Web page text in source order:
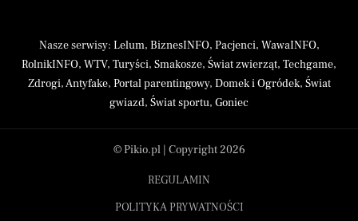
Nasze serwisy: Lelum, BiznesINFO, Pacjenci, WawaINFO,
RolnikINFO, WTV, Turyści, Smakosze, Świat zwierząt, Techgame,
Zdrogi,Antyfake, Portal parentingowy, Domek i Ogródek, Świat
gwiazd, Świat sportu, Goniec
© Pikio.pl | Copyright 2026
REGULAMIN
POLITYKA PRYWATNOŚCI